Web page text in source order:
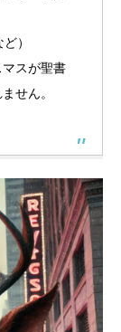
）
スが聖書
せん。